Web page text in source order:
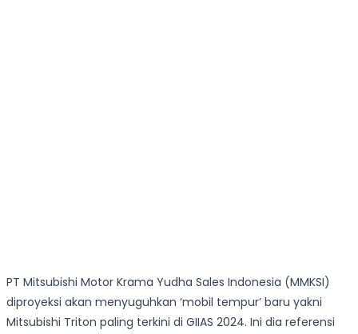
PT Mitsubishi Motor Krama Yudha Sales Indonesia (MMKSI)
diproyeksi akan menyuguhkan ‘mobil tempur’ baru yakni
Mitsubishi Triton paling terkini di GIIAS 2024. Ini dia referensi